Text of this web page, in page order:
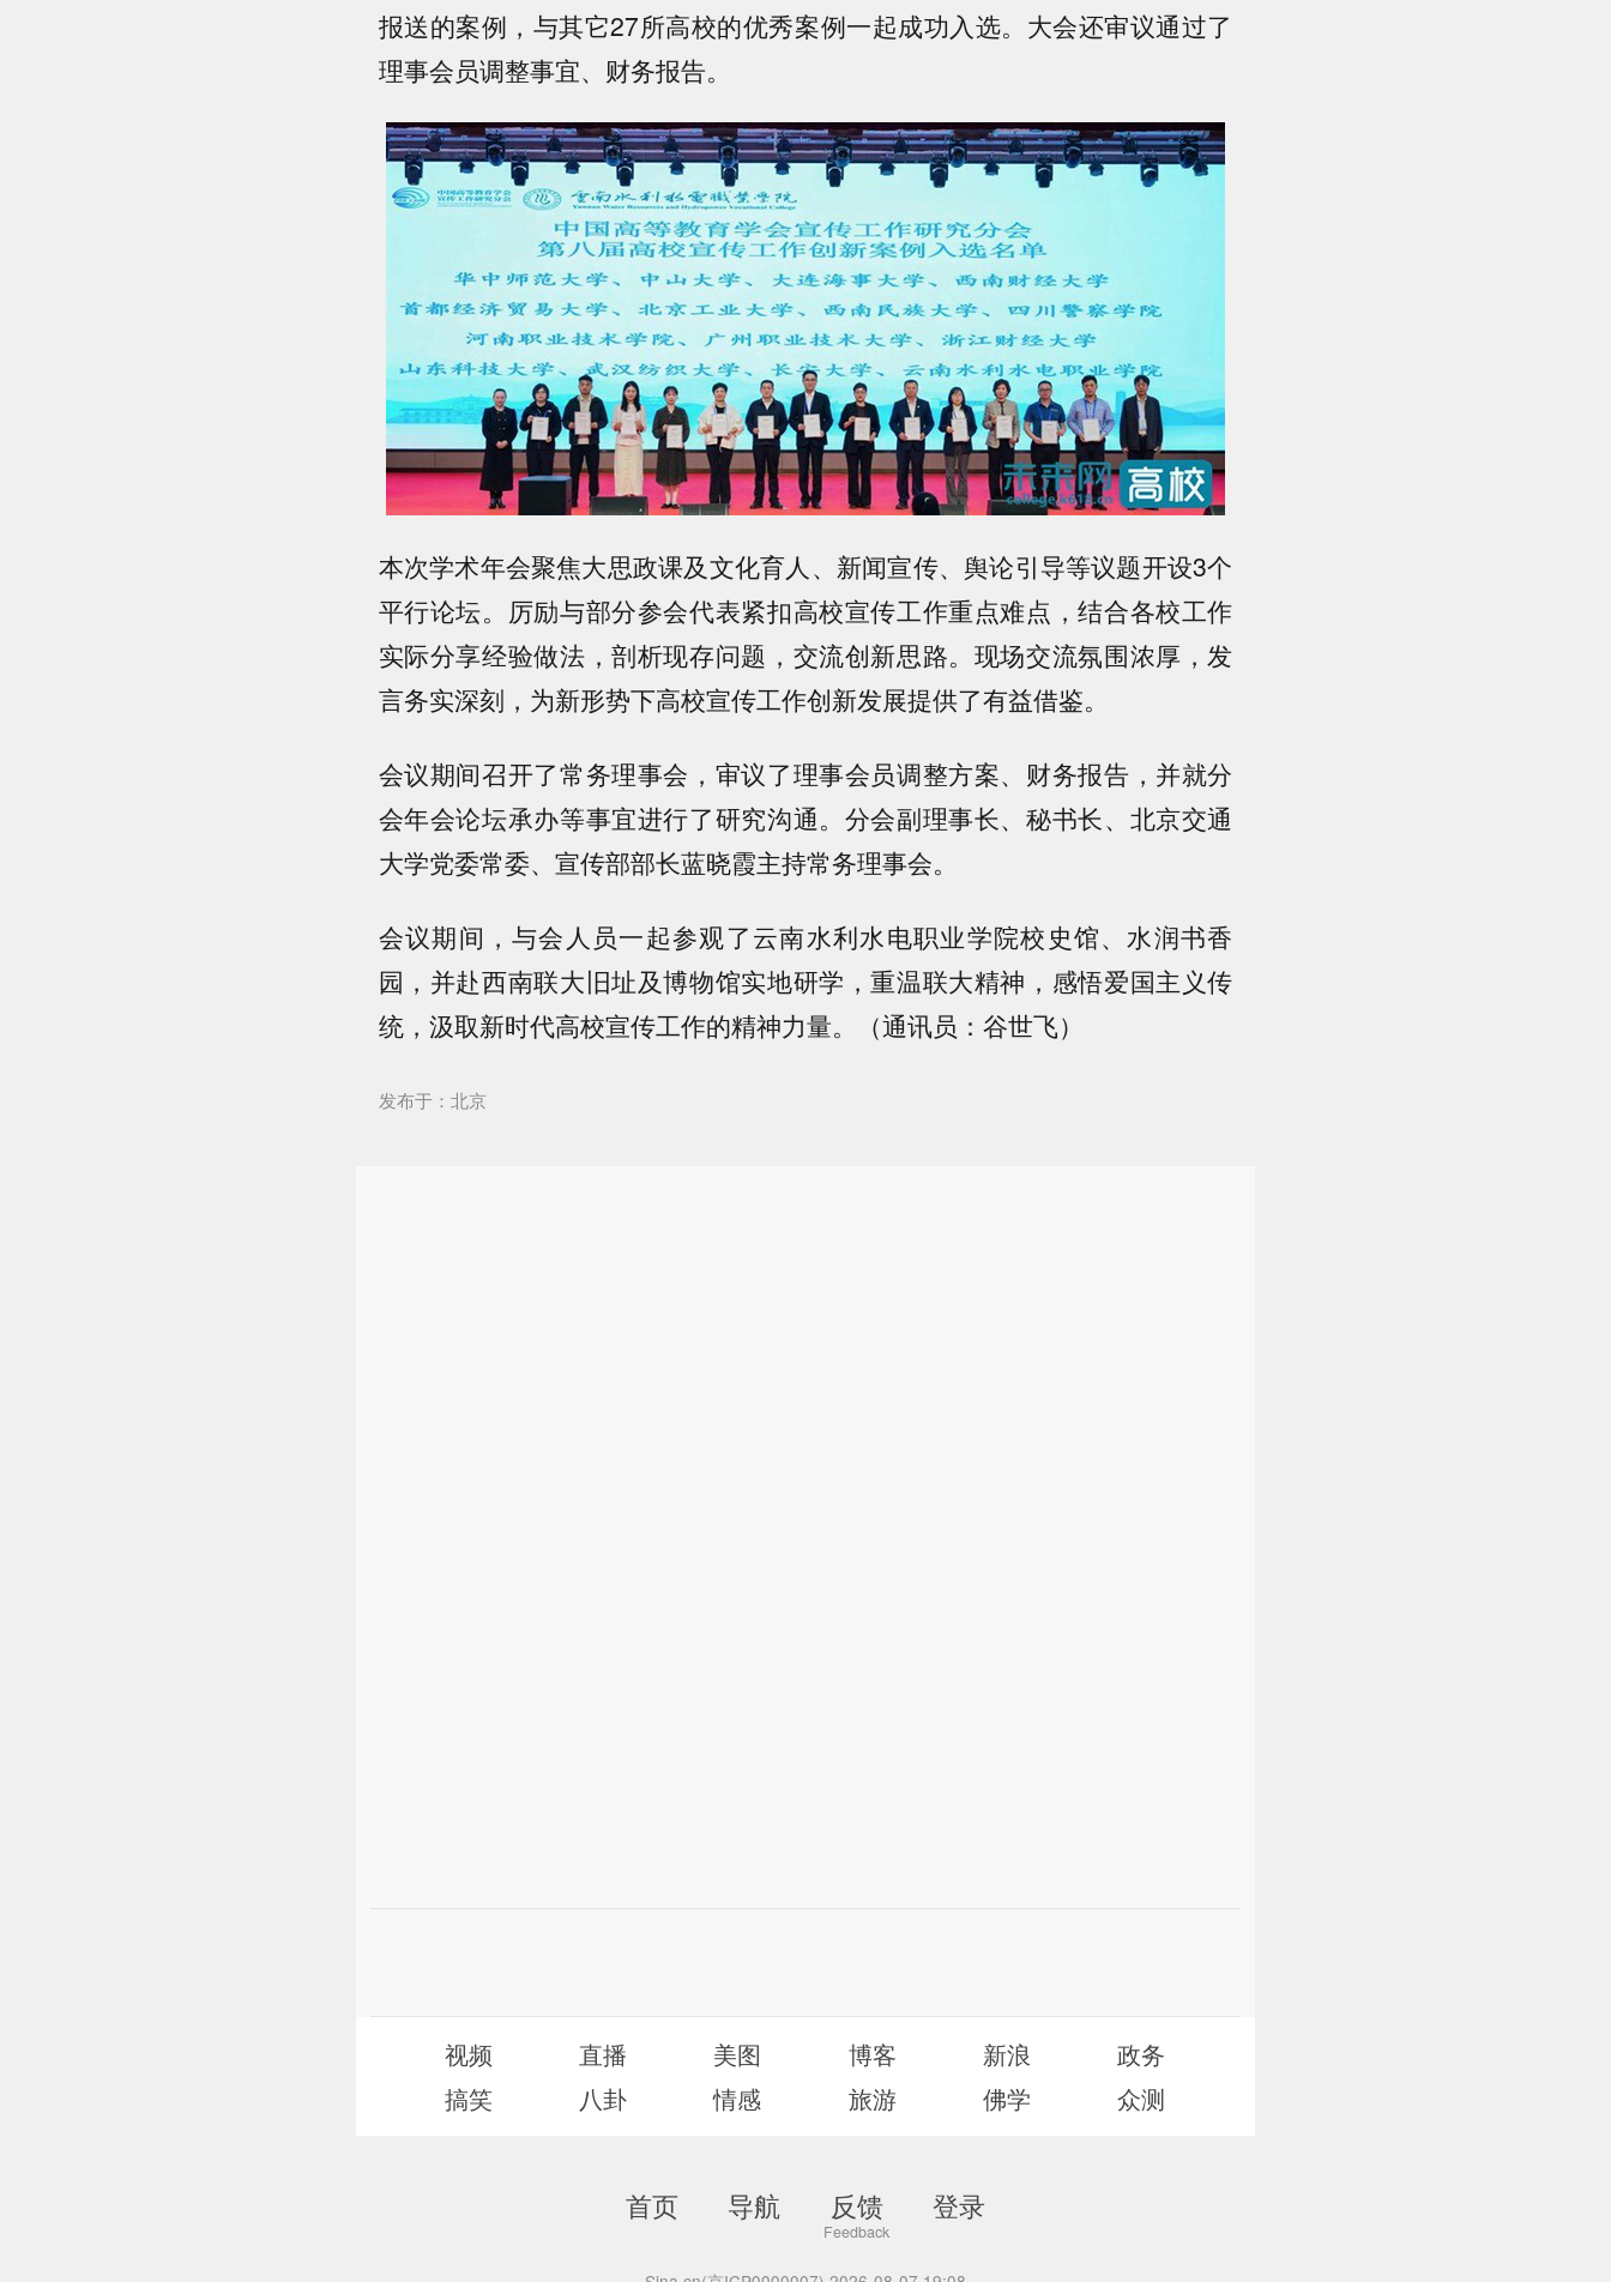
报送的案例，与其它27所高校的优秀案例一起成功入选。大会还审议通过了
理事会员调整事宜、财务报告。
本次学术年会聚焦大思政课及文化育人、新闻宣传、舆论引导等议题开设3个
平行论坛。厉励与部分参会代表紧扣高校宣传工作重点难点，结合各校工作
实际分享经验做法，剖析现存问题，交流创新思路。现场交流氛围浓厚，发
言务实深刻，为新形势下高校宣传工作创新发展提供了有益借鉴。
会议期间召开了常务理事会，审议了理事会员调整方案、财务报告，并就分
会年会论坛承办等事宜进行了研究沟通。分会副理事长、秘书长、北京交通
大学党委常委、宣传部部长蓝晓霞主持常务理事会。
会议期间，与会人员一起参观了云南水利水电职业学院校史馆、水润书香
园，并赴西南联大旧址及博物馆实地研学，重温联大精神，感悟爱国主义传
统，汲取新时代高校宣传工作的精神力量。（通讯员：谷世飞）
发布于：北京
视频 直播 美图 博客 新浪
政务
搞笑
八卦 情感 旅游 佛学 众测
首页 导航 反馈 登录